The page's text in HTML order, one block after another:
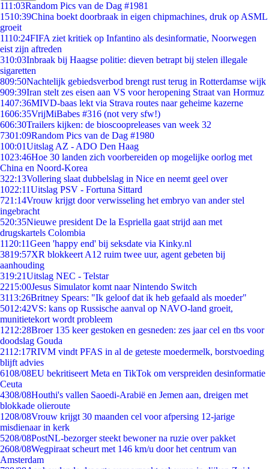
111:03Random Pics van de Dag #1981
1510:39China boekt doorbraak in eigen chipmachines, druk op ASML
groeit
1110:24FIFA ziet kritiek op Infantino als desinformatie, Noorwegen
eist zijn aftreden
310:03Inbraak bij Haagse politie: dieven betrapt bij stelen illegale
sigaretten
809:50Nachtelijk gebiedsverbod brengt rust terug in Rotterdamse wijk
909:39Iran stelt zes eisen aan VS voor heropening Straat van Hormuz
1407:36MIVD-baas lekt via Strava routes naar geheime kazerne
1606:35VrijMiBabes #316 (not very sfw!)
606:30Trailers kijken: de bioscoopreleases van week 32
7301:09Random Pics van de Dag #1980
100:01Uitslag AZ - ADO Den Haag
1023:46Hoe 30 landen zich voorbereiden op mogelijke oorlog met
China en Noord-Korea
322:13Vollering slaat dubbelslag in Nice en neemt geel over
1022:11Uitslag PSV - Fortuna Sittard
721:14Vrouw krijgt door verwisseling het embryo van ander stel
ingebracht
520:35Nieuwe president De la Espriella gaat strijd aan met
drugskartels Colombia
11 20:11Geen 'happy end' bij seksdate via Kinky.nl
3819:57XR blokkeert A12 ruim twee uur, agent gebeten bij
aanhouding
319:21Uitslag NEC - Telstar
2215:00Jesus Simulator komt naar Nintendo Switch
3113:26Britney Spears: "Ik geloof dat ik heb gefaald als moeder"
5012:42VS: kans op Russische aanval op NAVO-land groeit,
munitietekort wordt probleem
1212:28Broer 135 keer gestoken en gesneden: zes jaar cel en tbs voor
doodslag Gouda
2112:17RIVM vindt PFAS in al de geteste moedermelk, borstvoeding
blijft advies
6108/08EU bekritiseert Meta en TikTok om verspreiden desinformatie
Ceuta
4308/08Houthi's vallen Saoedi-Arabië en Jemen aan, dreigen met
blokkade olieroute
1208/08Vrouw krijgt 30 maanden cel voor afpersing 12-jarige
misdienaar in kerk
5208/08PostNL-bezorger steekt bewoner na ruzie over pakket
2608/08Wegpiraat scheurt met 146 km/u door het centrum van
Amsterdam